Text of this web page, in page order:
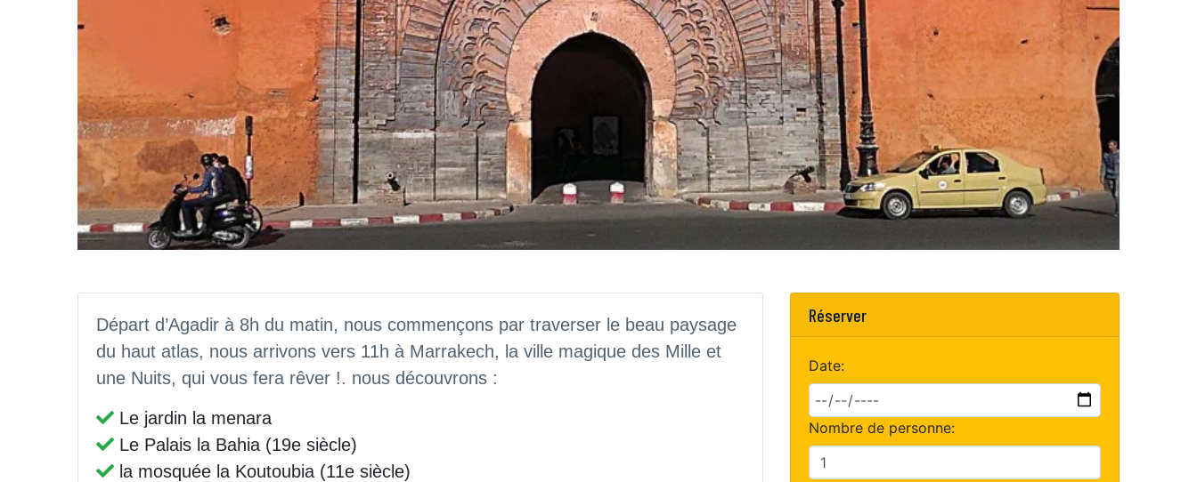
Départ d’Agadir à 8h du matin, nous commençons par traverser le beau paysage
du haut atlas, nous arrivons vers 11h à Marrakech, la ville magique des Mille et
une Nuits, qui vous fera rêver !. nous découvrons :
Le jardin la menara
Le Palais la Bahia (19e siècle)
la mosquée la Koutoubia (11e siècle)
Réserver
Date:
Nombre de personne: